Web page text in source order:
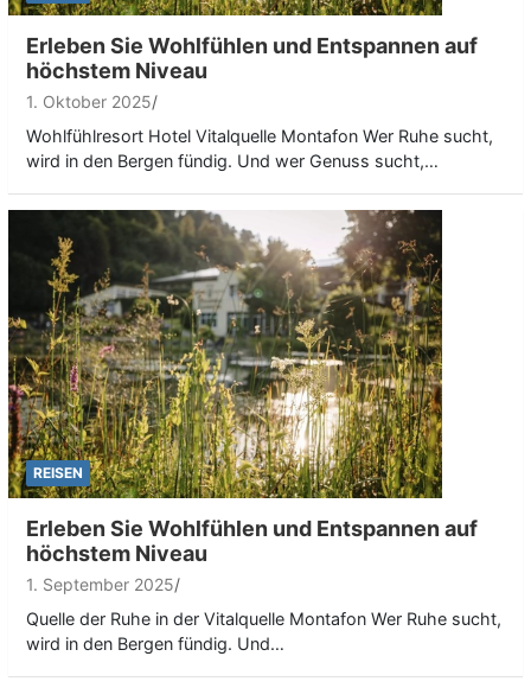
Erleben Sie Wohlfühlen und Entspannen auf
höchstem Niveau
1. Oktober 2025
Wohlfühlresort Hotel Vitalquelle Montafon Wer Ruhe sucht,
wird in den Bergen fündig. Und wer Genuss sucht,…
REISEN
Erleben Sie Wohlfühlen und Entspannen auf
höchstem Niveau
1. September 2025
Quelle der Ruhe in der Vitalquelle Montafon Wer Ruhe sucht,
wird in den Bergen fündig. Und…